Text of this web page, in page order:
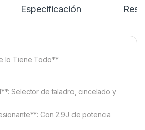
Especificación
lo Tiene Todo**
Selector de taladro, cincelado y
Con 2.9J de potencia